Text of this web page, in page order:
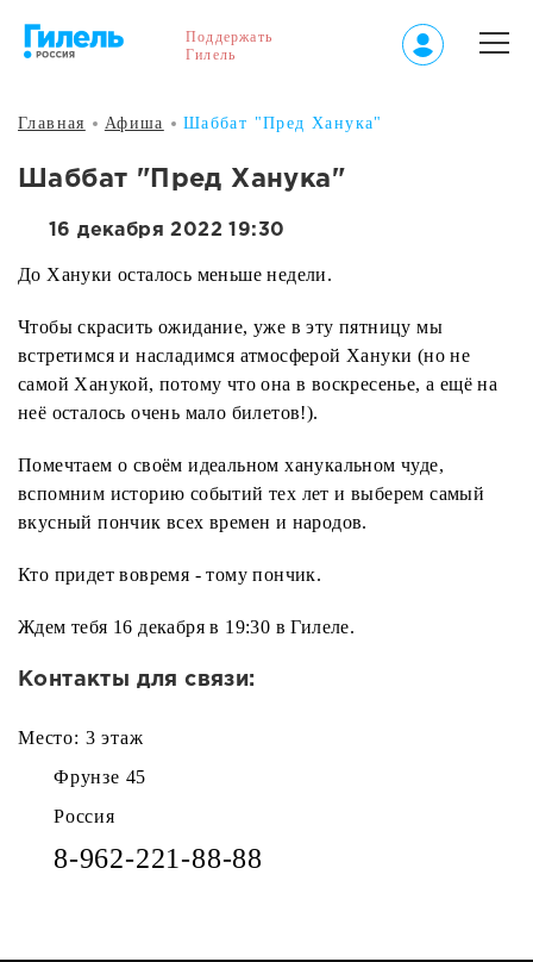
Поддержать
Гилель
Главная Афиша Шаббат "Пред Ханука"
Шаббат "Пред Ханука"
16 декабря 2022 19:30
До Хануки осталось меньше недели.
Чтобы скрасить ожидание, уже в эту пятницу мы
встретимся и насладимся атмосферой Хануки (но не
самой Ханукой, потому что она в воскресенье, а ещё на
неё осталось очень мало билетов!).
Помечтаем о своём идеальном ханукальном чуде,
вспомним историю событий тех лет и выберем самый
вкусный пончик всех времен и народов.
Кто придет вовремя - тому пончик.
Ждем тебя 16 декабря в 19:30 в Гилеле.
Контакты для связи:
Место: 3 этаж
Фрунзе 45
Россия
8-962-221-88-88